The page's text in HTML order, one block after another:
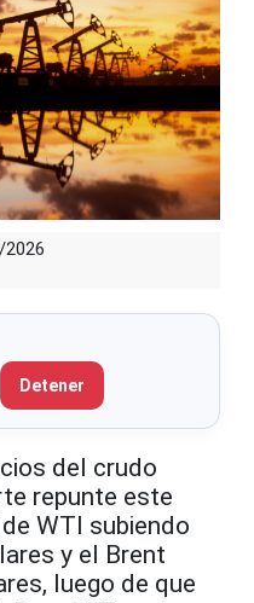
2026
Detener
del crudo
repunte este
WTI subiendo
y el Brent
luego de que